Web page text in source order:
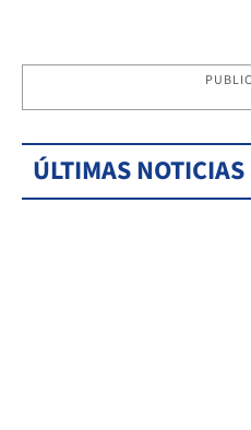
ÚLTIMAS NOTICIAS